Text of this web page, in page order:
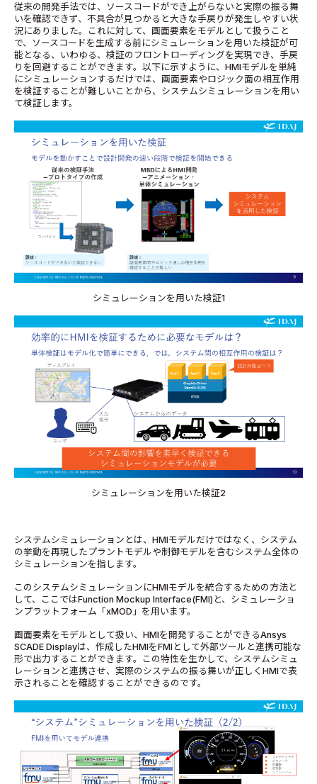
従来の開発手法では、ソースコードができ上がらないと実際の振る舞
いを確認できず、不具合が見つかると大きな手戻りが発生しやすい状
況にありました。これに対して、画面要素をモデルとして扱うこと
で、ソースコードを生成する前にシミュレーションを用いた検証が可
能となる、いわゆる、検証のフロントローディングを実現でき、手戻
りを回避することができます。以下に示すように、HMIモデルを単純
にシミュレーションするだけでは、画面要素やロジック面の相互作用
を検証することが難しいことから、システムシミュレーションを用い
て検証します。
シミュレーションを用いた検証1
シミュレーションを用いた検証2
システムシミュレーションとは、HMIモデルだけではなく、システム
の挙動を再現したプラントモデルや制御モデルを含むシステム全体の
シミュレーションを指します。
このシステムシミュレーションにHMIモデルを統合するための方法と
して、ここではFunction Mockup Interface(FMI)と、シミュレーショ
ンプラットフォーム「xMOD」を用います。
画面要素をモデルとして扱い、HMIを開発することができるAnsys
SCADE Displayは、作成したHMIをFMIとして外部ツールと連携可能な
形で出力することができます。この特性を生かして、システムシミュ
レーションと連携させ、実際のシステムの振る舞いが正しくHMIで表
示されることを確認することができるのです。